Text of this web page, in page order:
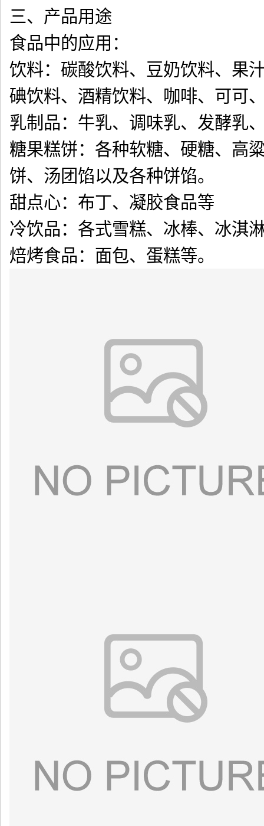
三、产品用途
食品中的应用：
饮料：碳酸饮料、豆奶饮料、果
碘饮料、酒精饮料、咖啡、可可
乳制品：牛乳、调味乳、发酵乳
糖果糕饼：各种软糖、硬糖、高
饼、汤团馅以及各种饼馅。
甜点心：布丁、凝胶食品等
冷饮品：各式雪糕、冰棒、冰淇
焙烤食品：面包、蛋糕等。